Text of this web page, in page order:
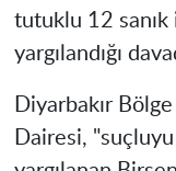
tutuklu 12
yargılandığı
Diyarbakır
Dairesi,